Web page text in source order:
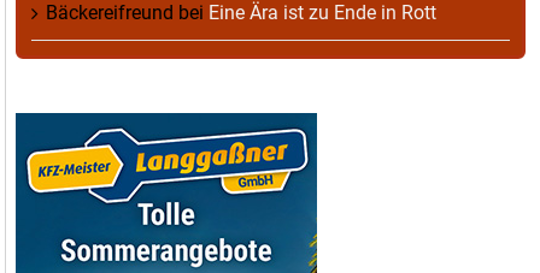
Bäckereifreund bei Eine Ära ist zu Ende in Rott